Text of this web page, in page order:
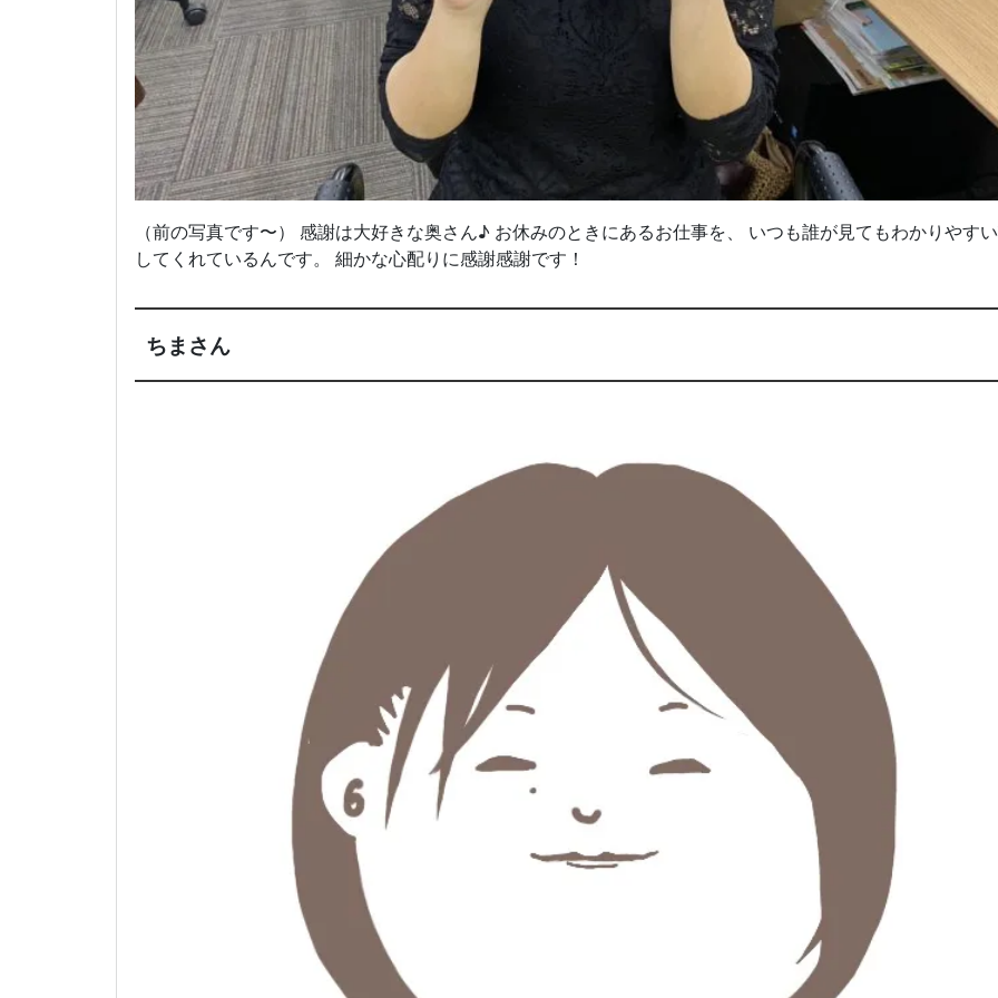
（前の写真です〜） 感謝は大好きな奥さん♪ お休みのときにあるお仕事を、 いつも誰が見てもわかりやす
してくれているんです。 細かな心配りに感謝感謝です！
ちまさん